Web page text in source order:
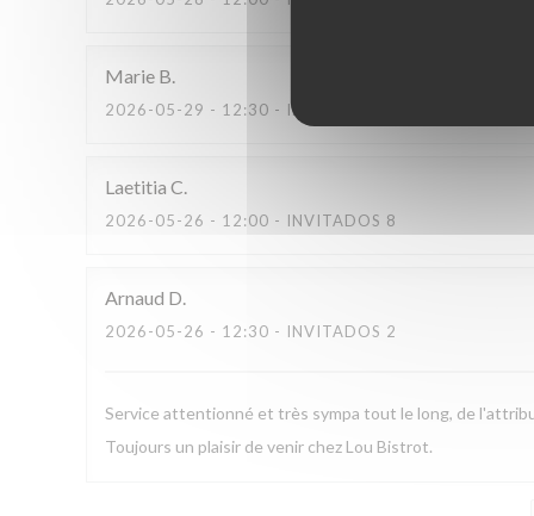
Marie B
2026-05-29 - 12:30 - INVITADOS 2
Laetitia C
2026-05-26 - 12:00 - INVITADOS 8
Arnaud D
2026-05-26 - 12:30 - INVITADOS 2
Service attentionné et très sympa tout le long, de
Toujours un plaisir de venir chez Lou Bistrot.